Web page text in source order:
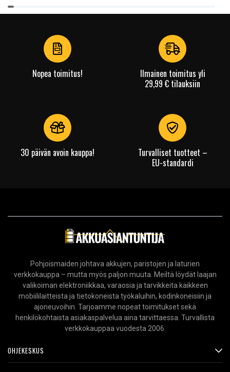
Item
1
Nopea toimitus!
Ilmainen toimitus yli
29,99 € tilauksiin
30 päivän avoin kauppa!
Turvalliset tuotteet –
EU-standardi
Pohjoismaiden johtava akkujen, paristojen ja laturien
verkkokauppa – mutta myös paljon muuta. Meiltä löydät laajan
valikoiman elektroniikkaa, varaosia ja tarvikkeita kaikkeen
mobiililaitteista ja tietokoneista työkaluihin, kodinkoneisiin ja
ajoneuvoihin. Tarjoamme nopeat toimitukset sekä
henkilökohtaista asiakaspalvelua aina tarvittaessa. Turvallista
verkkokauppaa vuodesta 2006.
OHJEKESKUS